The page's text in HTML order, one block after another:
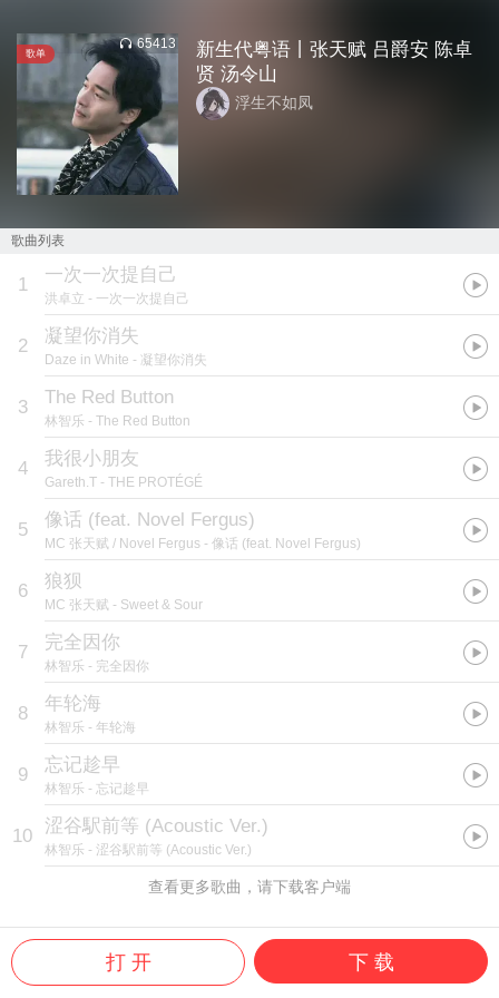
歌单
65413
新生代粤语丨张天赋 吕爵安 陈卓
贤 汤令山
浮生不如凤
歌曲列表
1 一次一次提自己
洪卓立 - 一次一次提自己
2 凝望你消失
Daze in White - 凝望你消失
3 The Red Button
林智乐 - The Red Button
4 ⁠我很小朋友
Gareth.T - THE PROTÉGÉ
5 像话 (feat. Novel Fergus)
MC 张天赋 / Novel Fergus - 像话 (feat. Novel Fergus)
6 狼狈
MC 张天赋 - Sweet & Sour
7 完全因你
林智乐 - 完全因你
8 年轮海
林智乐 - 年轮海
9 忘记趁早
林智乐 - 忘记趁早
10 涩谷駅前等 (Acoustic Ver.)
林智乐 - 涩谷駅前等 (Acoustic Ver.)
查看更多歌曲，请下载客户端
打 开 下 载